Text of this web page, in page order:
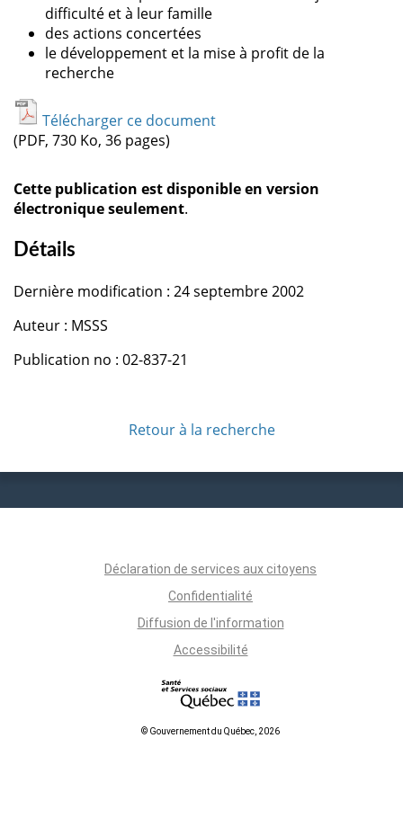
difficulté et à leur famille
des actions concertées
le développement et la mise à profit de la
recherche
Télécharger ce document
(PDF, 730 Ko, 36 pages)
Cette publication est disponible en version
électronique seulement.
Détails
Dernière modification : 24 septembre 2002
Auteur : MSSS
Publication no : 02-837-21
Retour à la recherche
Déclaration de services aux citoyens
Confidentialité
Diffusion de l'information
Accessibilité
© Gouvernement du Québec, 2026